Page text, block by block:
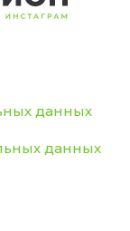
данных
данных